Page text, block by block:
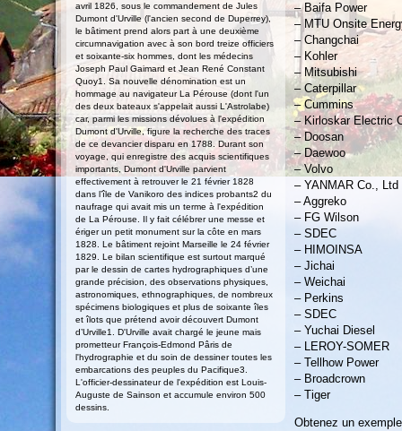
avril 1826, sous le commandement de Jules
Dumont d'Urville (l'ancien second de Duperrey),
le bâtiment prend alors part à une deuxième
circumnavigation avec à son bord treize officiers
et soixante-six hommes, dont les médecins
Joseph Paul Gaimard et Jean René Constant
Quoy1. Sa nouvelle dénomination est un
hommage au navigateur La Pérouse (dont l'un
des deux bateaux s'appelait aussi L'Astrolabe)
car, parmi les missions dévolues à l'expédition
Dumont d'Urville, figure la recherche des traces
de ce devancier disparu en 1788. Durant son
voyage, qui enregistre des acquis scientifiques
importants, Dumont d'Urville parvient
effectivement à retrouver le 21 février 1828
dans l’île de Vanikoro des indices probants2 du
naufrage qui avait mis un terme à l'expédition
de La Pérouse. Il y fait célébrer une messe et
ériger un petit monument sur la côte en mars
1828. Le bâtiment rejoint Marseille le 24 février
1829. Le bilan scientifique est surtout marqué
par le dessin de cartes hydrographiques d’une
grande précision, des observations physiques,
astronomiques, ethnographiques, de nombreux
spécimens biologiques et plus de soixante îles
et îlots que prétend avoir découvert Dumont
d’Urville1. D'Urville avait chargé le jeune mais
prometteur François-Edmond Pâris de
l'hydrographie et du soin de dessiner toutes les
embarcations des peuples du Pacifique3.
L'officier-dessinateur de l'expédition est Louis-
Auguste de Sainson et accumule environ 500
dessins.
– Baifa Power
– MTU Onsite
– Changchai
– Kohler
– Mitsubishi
– Caterpillar
– Cummins
– Kirloskar Electric
– Doosan
– Daewoo
– Volvo
– YANMAR Co., Ltd
– Aggreko
– FG Wilson
– SDEC
– HIMOINSA
– Jichai
– Weichai
– Perkins
– SDEC
– Yuchai Diesel
– LEROY-SOMER
– Tellhow Power
– Broadcrown
– Tiger
Obtenez un